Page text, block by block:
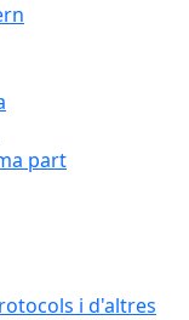
part
i d'altres